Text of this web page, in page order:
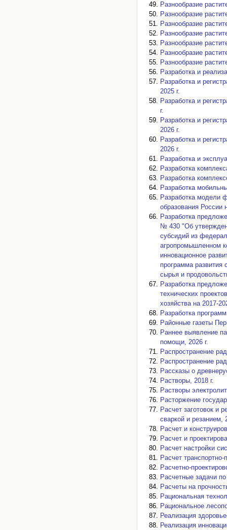
Разнообразие
Разнообразие
Разнообразие
Разнообразие
Разнообразие
Разнообразие
Разнообразие
Разработка и
Разработка и
2025 г.
Разработка и
г.
Разработка и
2026 г.
Разработка и
2026 г.
Разработка и
Разработка
Разработка
Разработка
Разработка модели
образования России
Разработка
№ 430 "Об
субсидий из
агропромышленном
инновационное
программа развития
сырья и
Разработка
технических
хозяйства на 2017-
Разработка
Районные газеты
Раннее выявление
помощи, 2026 г.
Распространение
Распространение
Рассказы о
Растворы, 2018 г.
Растворы
Расторжение
Расчет заготовок и
сваркой и резанием,
Расчет и
Расчет и
Расчет настройки
Расчет
Расчетно-
Расчетные задачи
Расчеты на
Рациональная
Рациональное
Реализация
Реализация